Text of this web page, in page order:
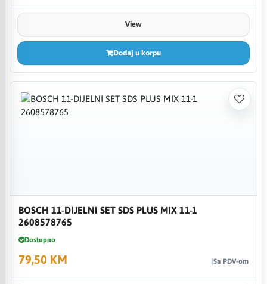
View
Dodaj u korpu
BOSCH 11-DIJELNI SET SDS PLUS MIX 11-1
2608578765
Dostupno
79,50 KM Sa PDV-om